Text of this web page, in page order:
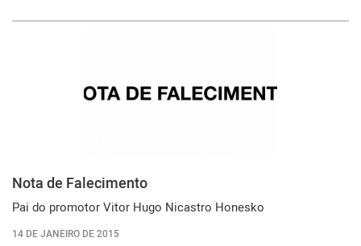
Nota de Falecimento
Pai do promotor Vitor Hugo Nicastro Honesko
14 DE JANEIRO DE 2015